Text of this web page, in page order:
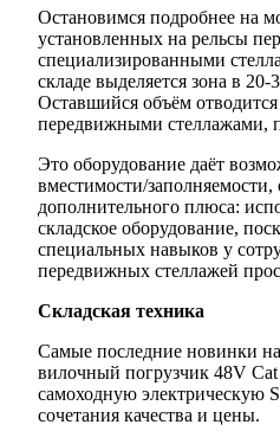
Остановимся подробнее на
установленных на рельсы
специализированными
складе выделяется зона в
Оставшийся объём
передвижными стеллажами,
Это оборудование даёт
вместимости/
дополнительного плюса:
складское оборудование,
специальных навыков у
передвижных стеллажей
Складская техника
Самые последние новинки
вилочный погрузчик 48V
самоходную электрическую
сочетания качества и цены.